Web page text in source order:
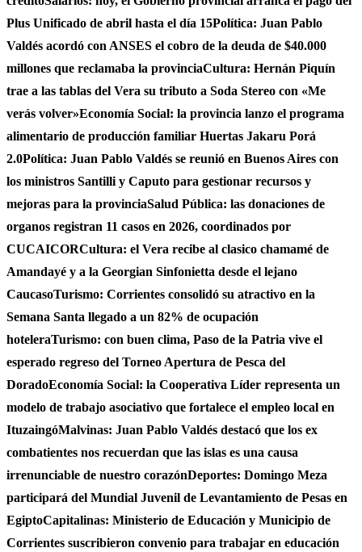
Plus Unificado de abril hasta el día 15Política: Juan Pablo
Valdés acordó con ANSES el cobro de la deuda de $40.000
millones que reclamaba la provinciaCultura: Hernán Piquín
trae a las tablas del Vera su tributo a Soda Stereo con «Me
verás volver»Economía Social: la provincia lanzo el programa
alimentario de producción familiar Huertas Jakaru Porá
2.0Política: Juan Pablo Valdés se reunió en Buenos Aires con
los ministros Santilli y Caputo para gestionar recursos y
mejoras para la provinciaSalud Pública: las donaciones de
organos registran 11 casos en 2026, coordinados por
CUCAICORCultura: el Vera recibe al clasico chamamé de
Amandayé y a la Georgian Sinfonietta desde el lejano
CaucasoTurismo: Corrientes consolidó su atractivo en la
Semana Santa llegado a un 82% de ocupación
hoteleraTurismo: con buen clima, Paso de la Patria vive el
esperado regreso del Torneo Apertura de Pesca del
DoradoEconomía Social: la Cooperativa Líder representa un
modelo de trabajo asociativo que fortalece el empleo local en
ItuzaingóMalvinas: Juan Pablo Valdés destacó que los ex
combatientes nos recuerdan que las islas es una causa
irrenunciable de nuestro corazónDeportes: Domingo Meza
participará del Mundial Juvenil de Levantamiento de Pesas en
EgiptoCapitalinas: Ministerio de Educación y Municipio de
Corrientes suscribieron convenio para trabajar en educación